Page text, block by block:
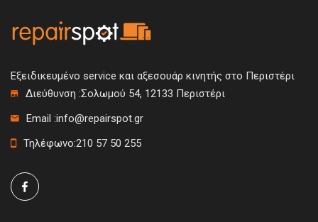
Εξειδικευμένο service και αξεσουάρ κινητής στο Περιστέρι
Διεύθυνση :Σολωμού 54, 12133 Περιστέρι
Email :info@repairspot.gr
Τηλέφωνο:210 57 50 255